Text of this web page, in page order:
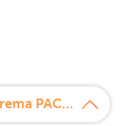
¿Qué es Apivita Bee Radiant Crema PACK REGALO Bee Radiant Balsamo de noche?